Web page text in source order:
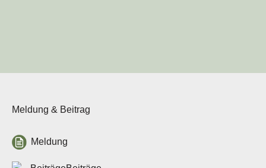
Meldung & Beitrag
Meldung